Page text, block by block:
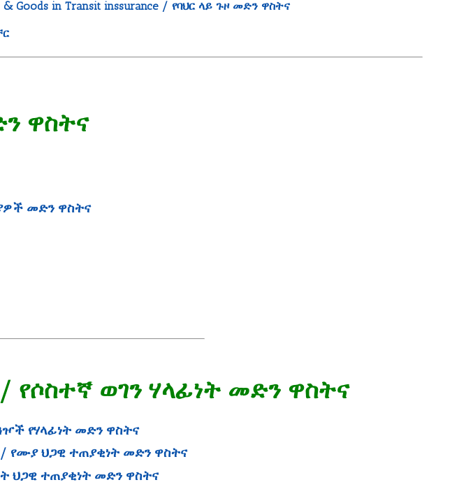
& Goods in Transit inssurance / የባህር ላይ ጉዞ መድን ዋስትና
ዋስትና
መድን ዋስትና
የሶስተኛ ወገን ሃላፊነት መድን ዋስትና
የሃላፊነት መድን ዋስትና
/ የሙያ ህጋዊ ተጠያቂነት መድን ዋስትና
ህጋዊ ተጠያቂነት መድን ዋስትና